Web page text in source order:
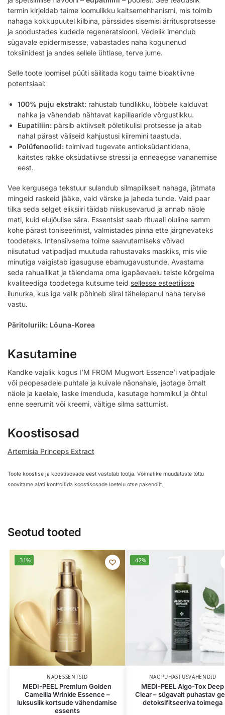
termin kirjeldab taime loomulikku kaitsemehhanismi, mis toimib
nahaga kokkupuutel kilbina, pärssides sisemisi ärritusprotsesse
ja soodustades kudede regeneratsiooni. Vedelik imendub
sügavale epidermisesse, vabastades naha kogunenud
toksiinidest ja andes sellele ühtlase, terve jume.
Selle toote loomisel püüti säilitada kogu taime bioaktiivne
potentsiaal:
100% puju ekstrakt: rahustab tundlikku, lööbele kalduvat
nahka ja vähendab nähtavat kapillaaride võrgustikku.
Eupatiliin: pärsib aktiivselt põletikulisi protsesse ja aitab
nahal pärast väliseid kahjustusi kiiremini taastuda.
Polüfenoolid: toimivad tugevate antioksüdantidena,
kaitstes rakke oksüdatiivse stressi ja enneaegse vananemise
eest.
Vee kergusega tekstuur sulandub silmapilkselt nahaga, jätmata
mingeid raskeid jääke, vaid värske ja jaheda tunde. Vaid paar
tilka seda selget eliksiiri täidab niiskusevarud ja annab näole
mati, kuid elujõulise sära. Essentsist saab rituaali oluline samm
kohe pärast toniseerimist, valmistades pinna ette järgnevateks
toodeteks. Intensiivsema toime saavutamiseks võivad
niisutatud vatipadjad muutuda rahustavaks maskiks, mis viie
minutiga vaigistab igasuguse ebamugavustunde. Avastama
seda rahuallikat ja täiendama oma igapäevaelu teiste kõrgeima
kvaliteediga toodetega kutsume teid sellesse esteetilisse
ilunurka, kus iga valik põhineb siiral tähelepanul naha tervise
vastu.
Päritoluriik: Lõuna-Korea
Kasutamine
Kandke vajalik kogus I’M FROM Mugwort Essence’i vatipadjale
või peopesadele puhtale ja kuivale näonahale, jaotage õrnalt
näole ja kaelale, laske imenduda, kasutage hommikul ja õhtul
enne seerumit või kreemi, vältige silma sattumist.
Koostisosad
Artemisia Princeps Extract
Toote koostise ja koostisosade eest vastutab tootja. Võimalike muudatuste tõttu
soovitame alati kontrollida koostisosade loetelu otse pakendilt.
Seotud tooted
-31%
NÄOESSENTSID
MEDI-PEEL Premium Golden
Camellia Wrinkle Essence –
luksuslik kortsude vähendamise
essents
-42%
NÄOPUHASTUSVAHENDID
MEDI-PEEL Algo-Tox Deep
Clear – sügavalt puhastav
detoksifitseeriva toimega